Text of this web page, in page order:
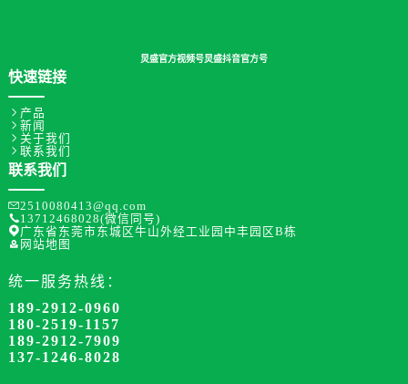
炅盛官方视频号炅盛抖音官方号
快速链接
 产品
 新闻
 关于我们
 联系我们
联系我们
2510080413@qq.com
13712468028(微信同号)
广东省东莞市东城区牛山外经工业园中丰园区B栋
 网站地图
统一服务热线：
189-2912-0960
180-2519-1157
189-2912-7909
137-1246-8028